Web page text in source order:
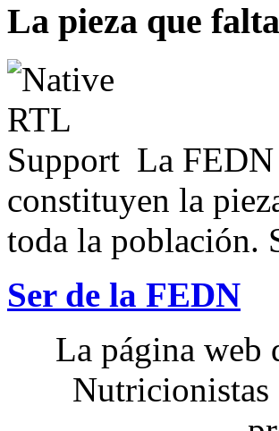
La pieza que falta
La FEDN
constituyen la
toda la población.
Ser de la FEDN
La página web
Nutricionistas